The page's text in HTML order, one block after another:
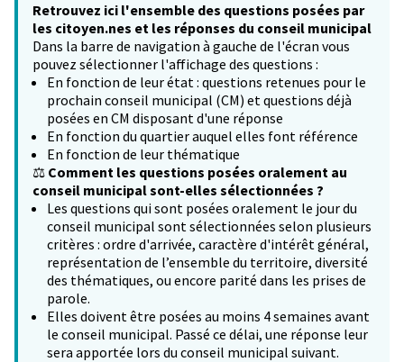
Retrouvez ici l'ensemble des questions posées par
les citoyen.nes et les réponses du conseil municipal
Dans la barre de navigation à gauche de l'écran vous
pouvez sélectionner l'affichage des questions :
En fonction de leur état : questions retenues pour le
prochain conseil municipal (CM) et questions déjà
posées en CM disposant d'une réponse
En fonction du quartier auquel elles font référence
En fonction de leur thématique
⚖️ Comment les questions posées oralement au
conseil municipal sont-elles sélectionnées ?
Les questions qui sont posées oralement le jour du
conseil municipal sont sélectionnées selon plusieurs
critères : ordre d'arrivée, caractère d'intérêt général,
représentation de l’ensemble du territoire, diversité
des thématiques, ou encore parité dans les prises de
parole.
Elles doivent être posées au moins 4 semaines avant
le conseil municipal. Passé ce délai, une réponse leur
sera apportée lors du conseil municipal suivant.